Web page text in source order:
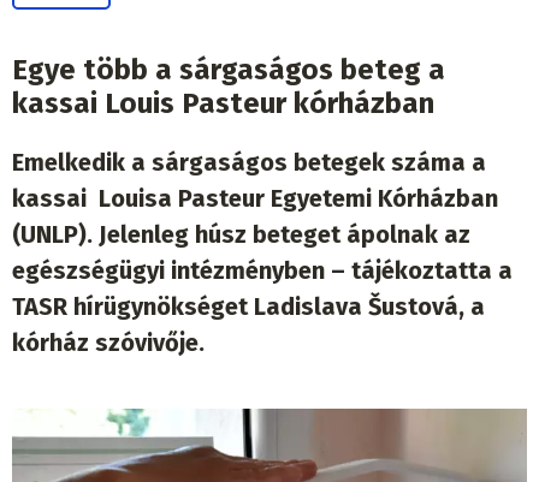
Egye több a sárgaságos beteg a
kassai Louis Pasteur kórházban
Emelkedik a sárgaságos betegek száma a
kassai Louisa Pasteur Egyetemi Kórházban
(UNLP). Jelenleg húsz beteget ápolnak az
egészségügyi intézményben – tájékoztatta a
TASR hírügynökséget Ladislava Šustová, a
kórház szóvivője.